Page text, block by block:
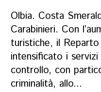
Olbia. Costa
Carabinieri. Con
turistiche, il
intensificato i
controllo, con
criminalità, allo...